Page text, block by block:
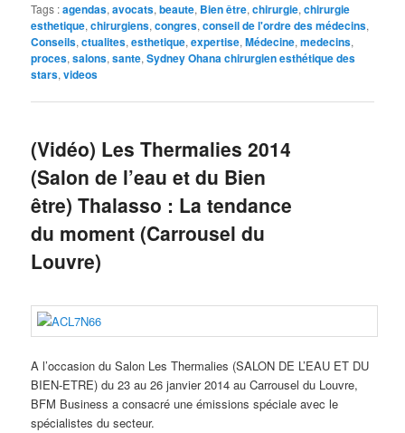
Tags :agendas,avocats,beaute, Bien être,chirurgie,chirurgie
esthetique,chirurgiens,congres,conseil de l'ordre des médecins,
Conseils,ctualites,esthetique,expertise,Médecine,medecins,
proces,salons,sante,Sydney Ohana chirurgien esthétique des
stars,videos
(Vidéo) Les Thermalies 2014
(Salon de l’eau et du Bien
être) Thalasso : La tendance
du moment (Carrousel du
Louvre)
A l’occasion du Salon Les Thermalies (SALON DE L’EAU ET DU
BIEN-ETRE) du 23 au 26 janvier 2014 au Carrousel du Louvre,
BFM Business a consacré une émissions spéciale avec le
spécialistes du secteur.